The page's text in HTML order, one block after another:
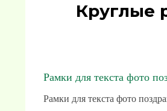
Круглые
Рамки для текста фото
Рамки для текста фото